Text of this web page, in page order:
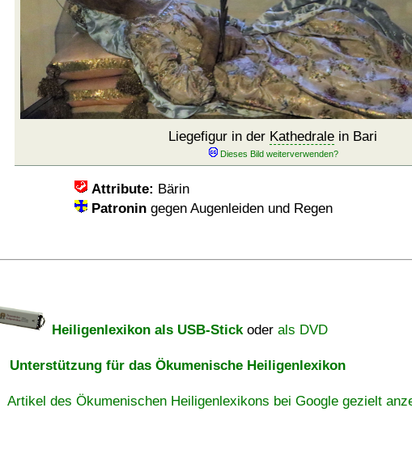
Liegefigur in der Kathedrale in Bari
Attribute: Bärin
Patronin gegen Augenleiden und Regen
Heiligenlexikon als USB-Stickoder als DVD
Unterstützung für das Ökumenische Heiligenlexikon
Artikel des Ökumenischen Heiligenlexikons bei Google gezielt